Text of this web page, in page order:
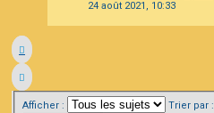
24 août 2021, 10:33
Afficher : Trier par :